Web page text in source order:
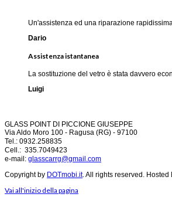
Un'assistenza ed una riparazione
Dario
Assistenza istantanea
La sostituzione del vetro è stata davvero
Luigi
GLASS POINT DI PICCIONE GIUSEPPE
Via Aldo Moro 100 - Ragusa (RG) - 97100
Tel.: 0932.258835
Cell.: 335.7049423
e-mail: glasscarrg@gmail.com
Copyright by DOTmobi.it. All rights reserved. Hosted
Vai all'inizio della pagina